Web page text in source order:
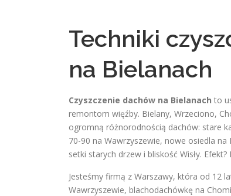
Techniki
na Bielanach
Czyszczenie dachów na Bielanach to
remontom więźby. Bielany, Wrzeciono,
ogromną różnorodnością dachów: stare
70-90 na Wawrzyszewie, nowe osiedla
setki starych drzew i bliskość Wisły.
Jesteśmy firmą z Warszawy, która od 12
Wawrzyszewie, blachodachówkę na